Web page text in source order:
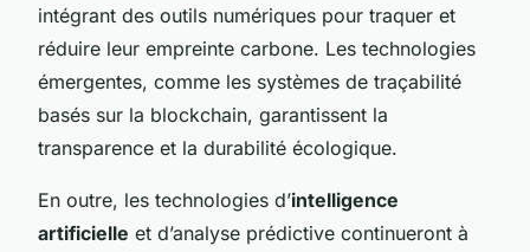
intégrant des outils numériques pour traquer et
réduire leur empreinte carbone. Les technologies
émergentes, comme les systèmes de traçabilité
basés sur la blockchain, garantissent la
transparence et la durabilité écologique.
En outre, les technologies d’intelligence
artificielle et d’analyse prédictive continueront à